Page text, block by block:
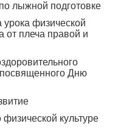
лыжной подготовке
урока физической
от плеча правой и
Дню
культуре